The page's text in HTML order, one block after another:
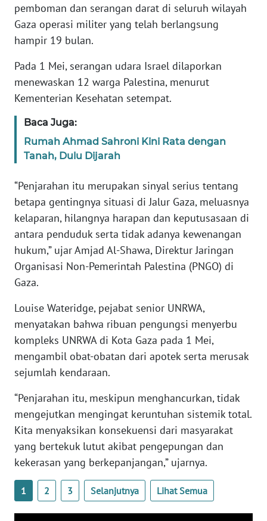
pemboman dan serangan darat di seluruh wilayah
Gaza operasi militer yang telah berlangsung
hampir 19 bulan.
Pada 1 Mei, serangan udara Israel dilaporkan
menewaskan 12 warga Palestina, menurut
Kementerian Kesehatan setempat.
Baca Juga:
Rumah Ahmad Sahroni Kini Rata dengan
Tanah, Dulu Dijarah
“Penjarahan itu merupakan sinyal serius tentang
betapa gentingnya situasi di Jalur Gaza, meluasnya
kelaparan, hilangnya harapan dan keputusasaan di
antara penduduk serta tidak adanya kewenangan
hukum,” ujar Amjad Al-Shawa, Direktur Jaringan
Organisasi Non-Pemerintah Palestina (PNGO) di
Gaza.
Louise Wateridge, pejabat senior UNRWA,
menyatakan bahwa ribuan pengungsi menyerbu
kompleks UNRWA di Kota Gaza pada 1 Mei,
mengambil obat-obatan dari apotek serta merusak
sejumlah kendaraan.
“Penjarahan itu, meskipun menghancurkan, tidak
mengejutkan mengingat keruntuhan sistemik total.
Kita menyaksikan konsekuensi dari masyarakat
yang bertekuk lutut akibat pengepungan dan
kekerasan yang berkepanjangan,” ujarnya.
1 2 3 Selanjutnya Lihat Semua
KARIR
DISCLAIMER
Wahana
News
Regional
SUMUT
JAKARTA
WN
JABAR
WN
BANTEN
WN
NTT
KEPRI
WN
PAPUA
WN
PAPUA
BARAT